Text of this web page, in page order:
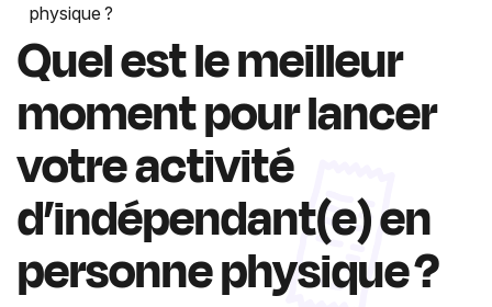
physique ?
Quel est le meilleur
moment pour lancer
votre activité
d’indépendant(e) en
personne physique ?